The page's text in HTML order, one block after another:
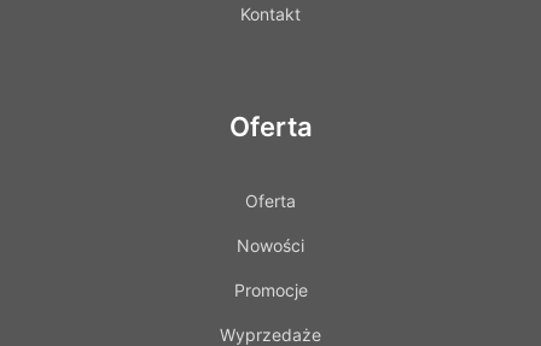
Kontakt
Oferta
Oferta
Nowości
Promocje
Wyprzedaże